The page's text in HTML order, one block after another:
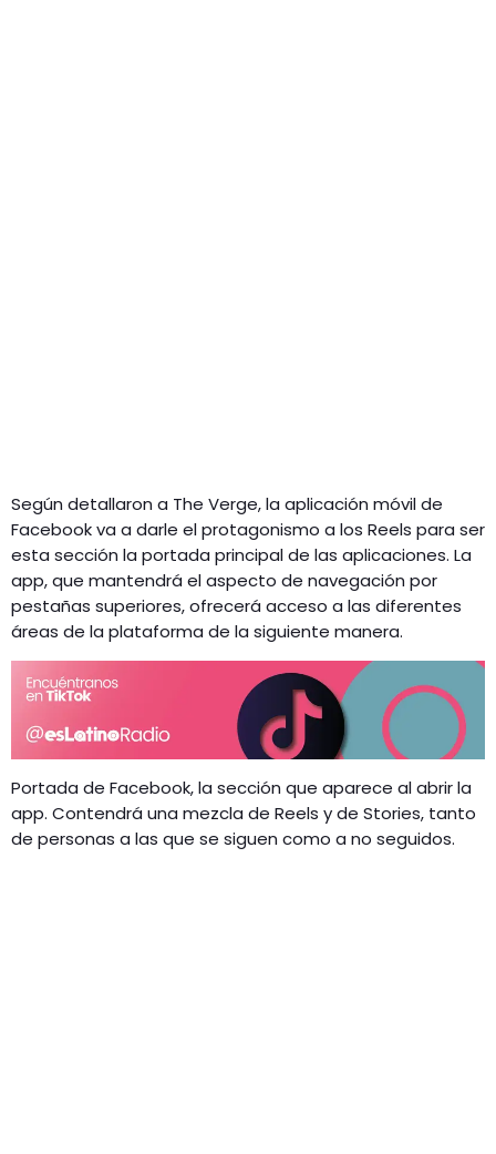
Según detallaron a The Verge, la aplicación móvil de
Facebook va a darle el protagonismo a los Reels para ser
esta sección la portada principal de las aplicaciones. La
app, que mantendrá el aspecto de navegación por
pestañas superiores, ofrecerá acceso a las diferentes
áreas de la plataforma de la siguiente manera.
Portada de Facebook, la sección que aparece al abrir la
app. Contendrá una mezcla de Reels y de Stories, tanto
de personas a las que se siguen como a no seguidos.